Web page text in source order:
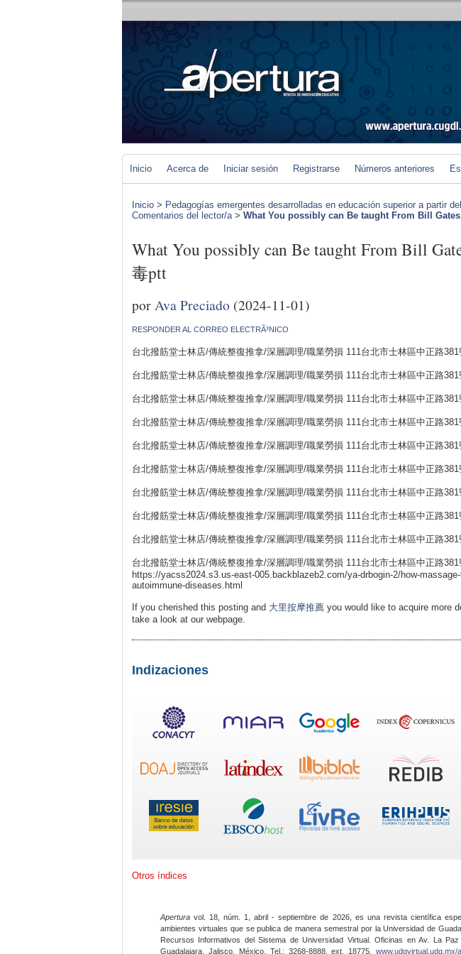
Inicio Acerca de Iniciar sesión Registrarse Números anteriores
Inicio > Pedagogías emergentes desarrolladas en educación superior a partir
Comentarios del lector/a> What You possibly can Be taught From Bill
What You possibly can Be taught From Bill
毒ptt
por Ava Preciado (2024-11-01)
RESPONDER AL CORREO ELECTRÃ³NICO
台北撥筋堂士林店/傳統整復推拿/深層調理/職業勞損 111台北市士林區中正路
台北撥筋堂士林店/傳統整復推拿/深層調理/職業勞損 111台北市士林區中正路381
台北撥筋堂士林店/傳統整復推拿/深層調理/職業勞損 111台北市士林區中正路
台北撥筋堂士林店/傳統整復推拿/深層調理/職業勞損 111台北市士林區中正路
台北撥筋堂士林店/傳統整復推拿/深層調理/職業勞損 111台北市士林區中正路
台北撥筋堂士林店/傳統整復推拿/深層調理/職業勞損 111台北市士林區中正路
台北撥筋堂士林店/傳統整復推拿/深層調理/職業勞損 111台北市士林區中正路
台北撥筋堂士林店/傳統整復推拿/深層調理/職業勞損 111台北市士林區中正路381
台北撥筋堂士林店/傳統整復推拿/深層調理/職業勞損 111台北市士林區中正路
台北撥筋堂士林店/傳統整復推拿/深層調理/職業勞損 111台北市士林區中正路
https://yacss2024.s3.us-east-005.backblazeb2.com/ya-drbogin-2/how-
autoimmune-diseases.html
If you cherished this posting and 大里按摩推薦 you would like to acquire more
take a look at our webpage.
Indizaciones
Otros índices
Apertura vol. 18, núm. 1, abril - septiembre de 2026, es una revista científica
ambientes virtuales que se publica de manera semestral por la Universidad de
Recursos Informativos del Sistema de Universidad Virtual. Oficinas en Av. La
Guadalajara, Jalisco, México. Tel.: 3268-8888, ext. 18775,www.udgvirtual.udg.mx/